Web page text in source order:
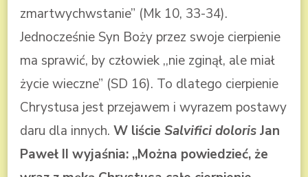
zmartwychwstanie” (Mk 10, 33-34).
Jednocześnie Syn Boży przez swoje cierpienie
ma sprawić, by człowiek ,,nie zginął, ale miał
życie wieczne” (SD 16). To dlatego cierpienie
Chrystusa jest przejawem i wyrazem postawy
daru dla innych. W liście Salvifici dolorisJan
Paweł II wyjaśnia: ,,Można powiedzieć, że